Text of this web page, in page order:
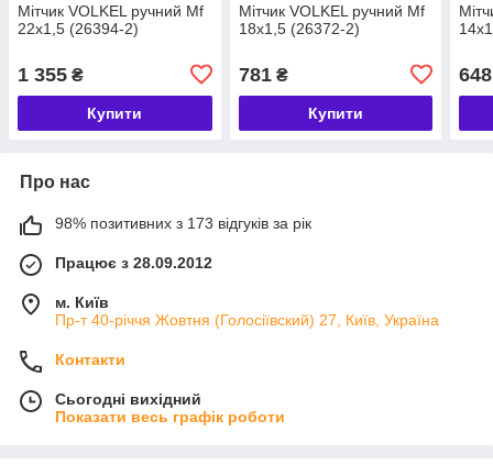
Мітчик VOLKEL ручний Мf
22х1,5 (26394-2)
1 355 ₴
Купити
Мітчик VOLKEL ручний Мf
18х1,5 (26372-2)
781₴
Купити
648
Про нас
98% позитивних з 173 відгуків за рік
Працює з 28.09.2012
м. Київ
Пр-т 40-річчя Жовтня (Голосіївский) 27, Київ, Україна
Контакти
Сьогодні вихідний
Показати весь графік роботи